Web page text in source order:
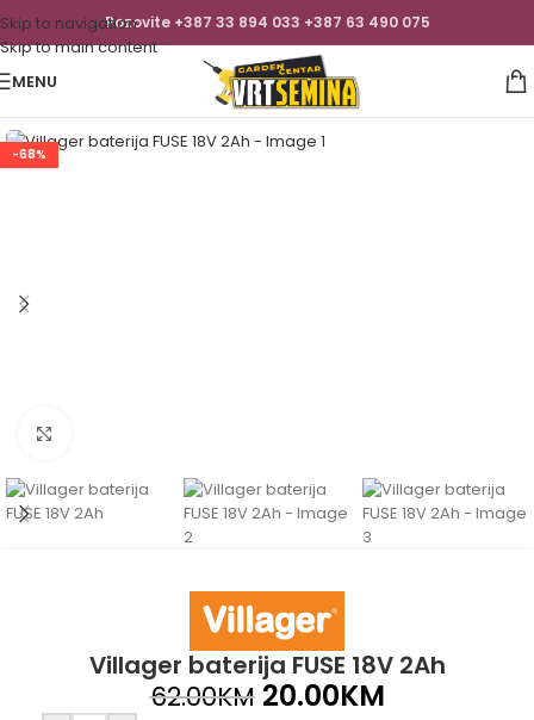
Skip to navigation
Skip to main content
Pozovite +387 33 894 033 +387 63 490 075
MENU
-68%
Villager baterija FUSE 18V 2Ah
62.00KM 20.00KM